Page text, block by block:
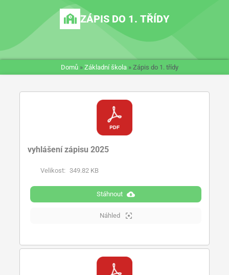
ZÁPIS DO 1. TŘÍDY
Domů » Základní škola » Zápis do 1. třídy
vyhlášení zápisu 2025
Velikost: 349.82 KB
Stáhnout
Náhled